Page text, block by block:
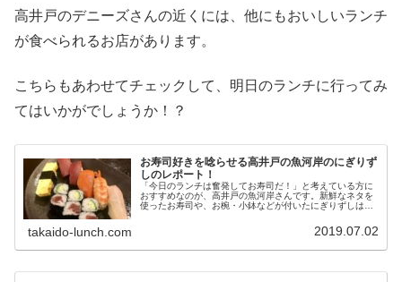
高井戸のデニーズさんの近くには、他にもおいしいランチ
が食べられるお店があります。
こちらもあわせてチェックして、明日のランチに行ってみ
てはいかがでしょうか！？
お寿司好きを唸らせる高井戸の魚河岸のにぎりず
しのレポート！
「今日のランチは奮発してお寿司だ！」と考えている方に
おすすめなのが、高井戸の魚河岸さんです。新鮮なネタを
使ったお寿司や、お椀・小鉢などが付いたにぎりずしは、
takaido-lunch.com 2019.07.02